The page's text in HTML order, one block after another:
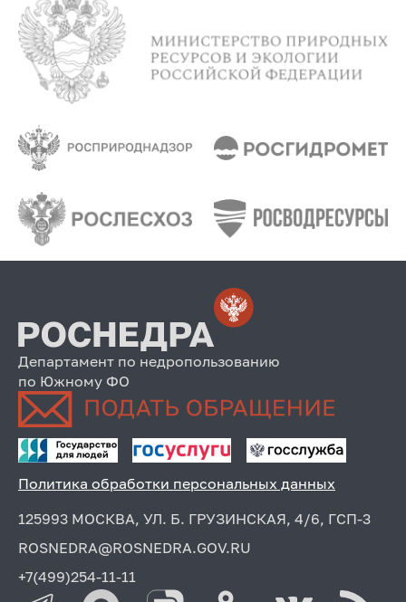
Департамент по недропользованию
по Южному ФО
Политика обработки персональных данных
125993 МОСКВА, УЛ. Б. ГРУЗИНСКАЯ, 4/6, ГСП-3
ROSNEDRA@ROSNEDRA.GOV.RU
+7(499)254-11-11